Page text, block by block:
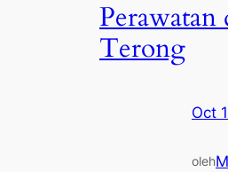
Perawatan
Terong
Oct
oleh